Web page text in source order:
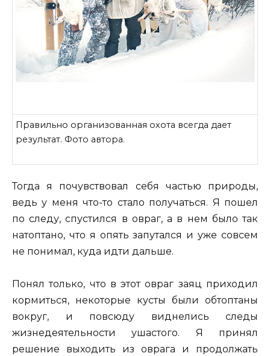
Правильно организованная охота всегда дает
результат. Фото автора.
Тогда я почувствовал себя частью природы,
ведь у меня что-то стало получаться. Я пошел
по следу, спустился в овраг, а в нем было так
натоптано, что я опять запутался и уже совсем
не понимал, куда идти дальше.
Понял только, что в этот овраг заяц приходил
кормиться, некоторые кусты были обтоптаны
вокруг, и повсюду виднелись следы
жизнедеятельности ушастого. Я принял
решение выходить из оврага и продолжать